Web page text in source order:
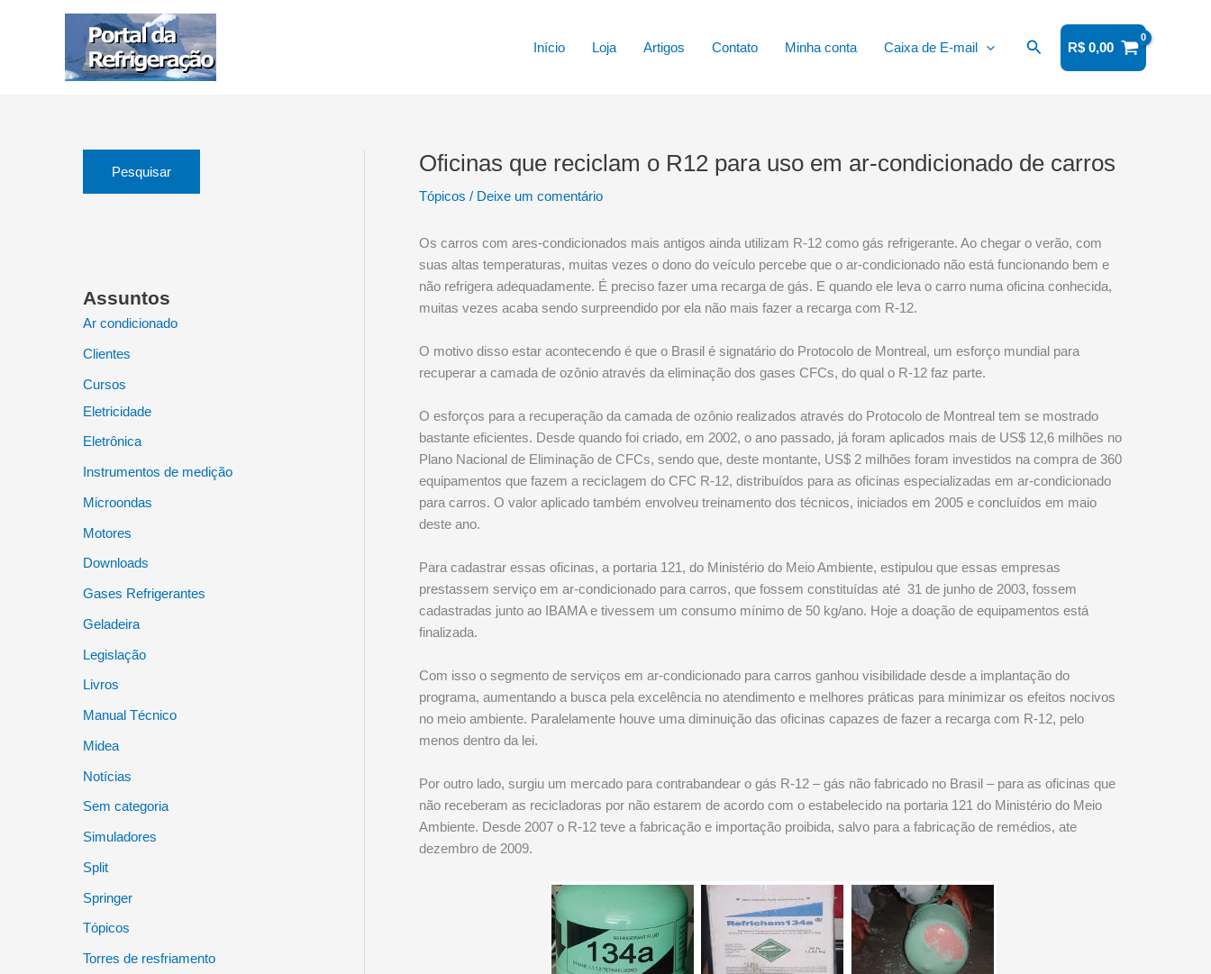
Início Loja Artigos Contato Minha conta Caixa de E-mail Pesquisar
R$ 0,00
Pesquisar
Assuntos
Ar condicionado
Clientes
Cursos
Eletricidade
Eletrônica
Instrumentos de medição
Microondas
Motores
Downloads
Gases Refrigerantes
Geladeira
Legislação
Livros
Manual Técnico
Midea
Notícias
Sem categoria
Simuladores
Split
Springer
Tópicos
Torres de resfriamento
Oficinas que reciclam o R12 para uso em ar-condicionado de carros
Tópicos / Deixe um comentário
Os carros com ares-condicionados mais antigos ainda utilizam R-12 como gás refrigerante. Ao chegar o verão, com
suas altas temperaturas, muitas vezes o dono do veículo percebe que o ar-condicionado não está funcionando bem e
não refrigera adequadamente. É preciso fazer uma recarga de gás. E quando ele leva o carro numa oficina conhecida,
muitas vezes acaba sendo surpreendido por ela não mais fazer a recarga com R-12.
O motivo disso estar acontecendo é que o Brasil é signatário do Protocolo de Montreal, um esforço mundial para
recuperar a camada de ozônio através da eliminação dos gases CFCs, do qual o R-12 faz parte.
O esforços para a recuperação da camada de ozônio realizados através do Protocolo de Montreal tem se mostrado
bastante eficientes. Desde quando foi criado, em 2002, o ano passado, já foram aplicados mais de US$ 12,6 milhões no
Plano Nacional de Eliminação de CFCs, sendo que, deste montante, US$ 2 milhões foram investidos na compra de 360
equipamentos que fazem a reciclagem do CFC R-12, distribuídos para as oficinas especializadas em ar-condicionado
para carros. O valor aplicado também envolveu treinamento dos técnicos, iniciados em 2005 e concluídos em maio
deste ano.
Para cadastrar essas oficinas, a portaria 121, do Ministério do Meio Ambiente, estipulou que essas empresas
prestassem serviço em ar-condicionado para carros, que fossem constituídas até 31 de junho de 2003, fossem
cadastradas junto ao IBAMA e tivessem um consumo mínimo de 50 kg/ano. Hoje a doação de equipamentos está
finalizada.
Com isso o segmento de serviços em ar-condicionado para carros ganhou visibilidade desde a implantação do
programa, aumentando a busca pela excelência no atendimento e melhores práticas para minimizar os efeitos nocivos
no meio ambiente. Paralelamente houve uma diminuição das oficinas capazes de fazer a recarga com R-12, pelo
menos dentro da lei.
Por outro lado, surgiu um mercado para contrabandear o gás R-12 – gás não fabricado no Brasil – para as oficinas que
não receberam as recicladoras por não estarem de acordo com o estabelecido na portaria 121 do Ministério do Meio
Ambiente. Desde 2007 o R-12 teve a fabricação e importação proibida, salvo para a fabricação de remédios, ate
dezembro de 2009.